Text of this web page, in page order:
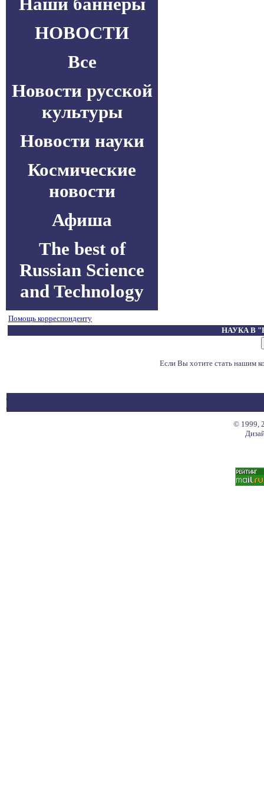
НОВОСТИ
Все
Новости русской
культуры
Новости науки
Космические
новости
Афиша
The best of
Russian Science
and Technology
Помощь корреспонденту
НАУКА В
Если Вы хотите стать нашим
© 1999,